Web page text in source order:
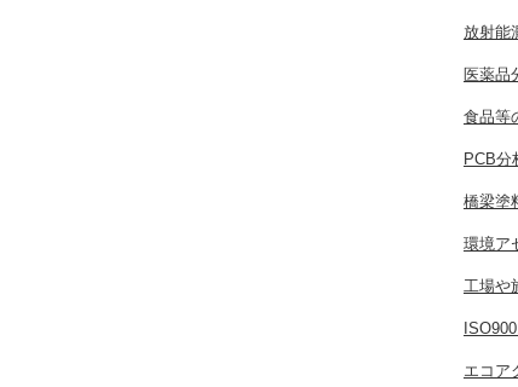
放射能
医薬品
食品等
PCB分
橋梁塗
環境ア
工場や
エコア